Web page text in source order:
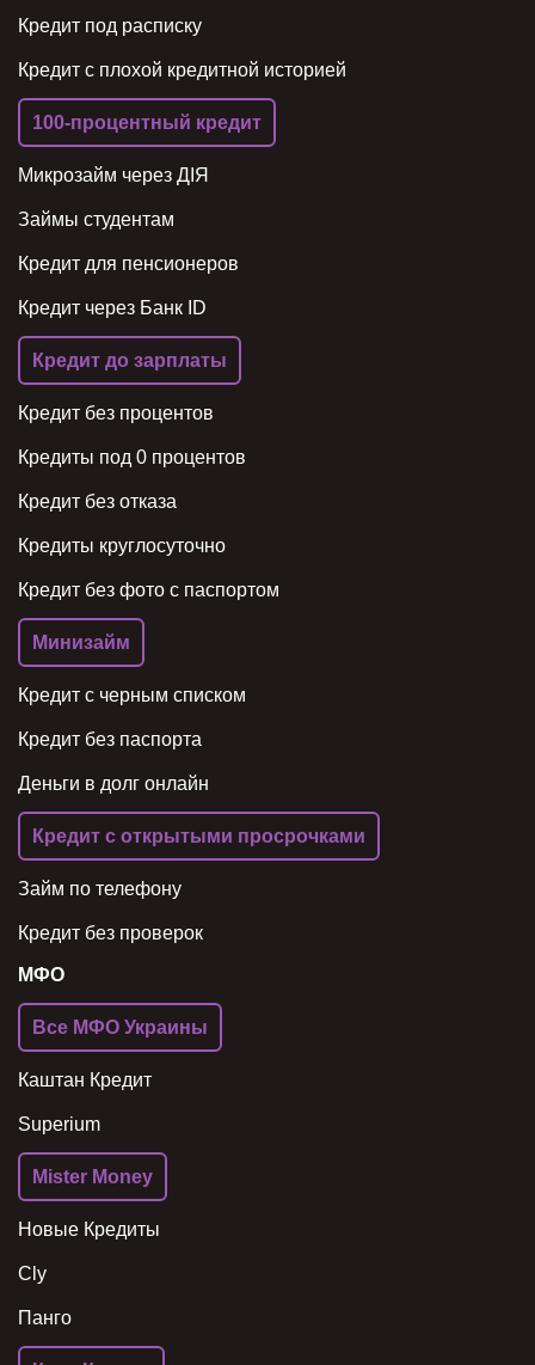
Кредит под расписку
Кредит с плохой кредитной историей
100-процентный кредит
Микрозайм через ДІЯ
Займы студентам
Кредит для пенсионеров
Кредит через Банк ID
Кредит до зарплаты
Кредит без процентов
Кредиты под 0 процентов
Кредит без отказа
Кредиты круглосуточно
Кредит без фото с паспортом
Минизайм
Кредит с черным списком
Кредит без паспорта
Деньги в долг онлайн
Кредит с открытыми просрочками
Займ по телефону
Кредит без проверок
МФО
Все МФО Украины
Каштан Кредит
Superium
Mister Money
Новые Кредиты
Cly
Панго